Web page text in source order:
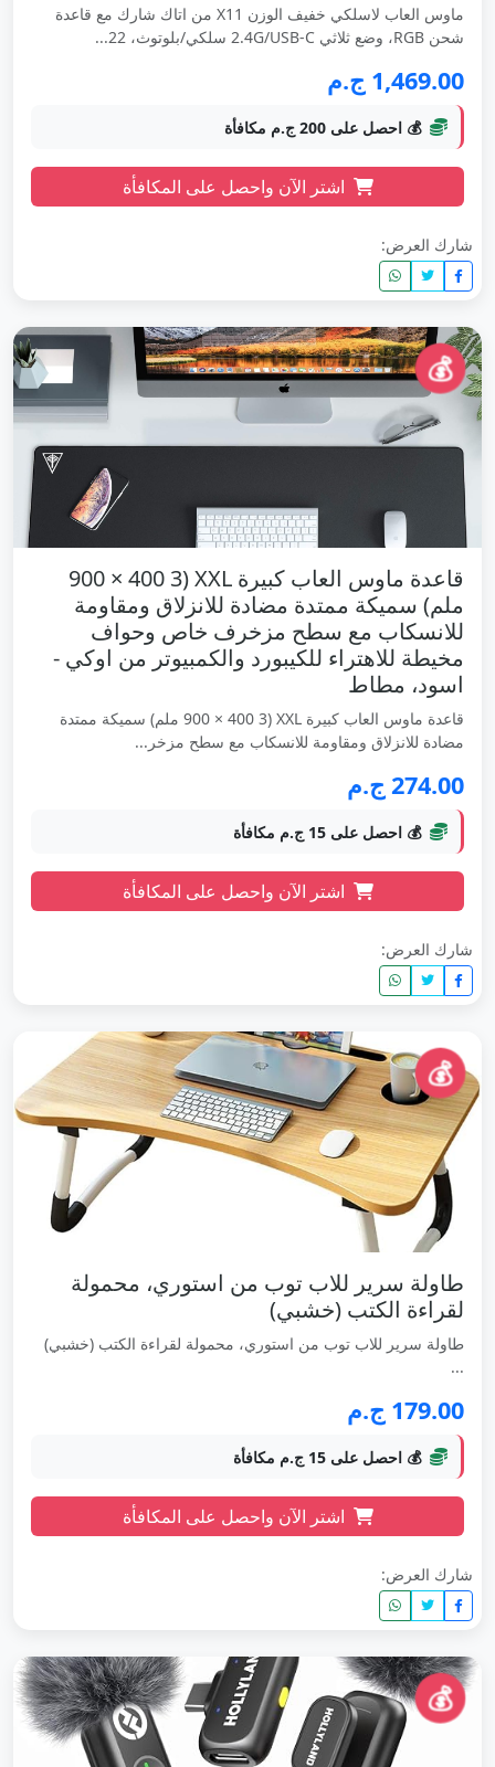
ماوس العاب لاسلكي خفيف الوزن X11 من اتاك شارك مع قاعدة
شحن RGB، وضع ثلاثي 2.4G/USB-C سلكي/بلوتوث، 22...
1,469.00 ج.م
💰 احصل على 200 ج.م مكافأة
اشتر الآن واحصل على المكافأة
شارك العرض:
💰
قاعدة ماوس العاب كبيرة XXL (900 × 400 3
ملم) سميكة ممتدة مضادة للانزلاق ومقاومة
للانسكاب مع سطح مزخرف خاص وحواف
مخيطة للاهتراء للكيبورد والكمبيوتر من اوكي -
اسود، مطاط
قاعدة ماوس العاب كبيرة XXL (900 × 400 3 ملم) سميكة ممتدة
مضادة للانزلاق ومقاومة للانسكاب مع سطح مزخر...
274.00 ج.م
💰 احصل على 15 ج.م مكافأة
اشتر الآن واحصل على المكافأة
شارك العرض:
💰
طاولة سرير للاب توب من استوري، محمولة
لقراءة الكتب (خشبي)
طاولة سرير للاب توب من استوري، محمولة لقراءة الكتب (خشبي)
...
179.00 ج.م
💰 احصل على 15 ج.م مكافأة
اشتر الآن واحصل على المكافأة
شارك العرض:
💰